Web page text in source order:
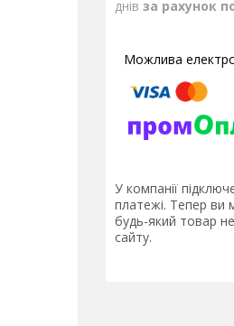
днів за рахунок
У компанії
платежі. Тепер ви
будь-який товар
сайту.